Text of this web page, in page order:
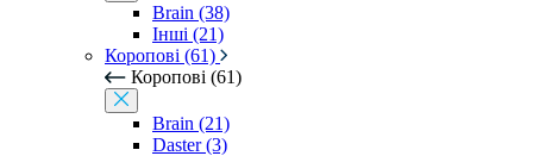
Brain (38)
Інші (21)
Коропові (61)
Коропові (61)
Brain (21)
Daster (3)